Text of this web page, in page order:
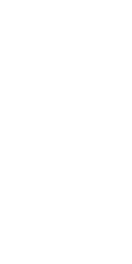
猎杀患有表演型人
园，谁知舰队在
the planet, he wil